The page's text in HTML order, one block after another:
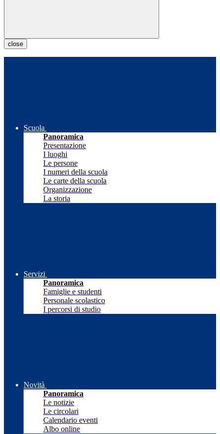
close
Scuola
Panoramica
Presentazione
I luoghi
Le persone
I numeri della scuola
Le carte della scuola
Organizzazione
La storia
Servizi
Panoramica
Famiglie e studenti
Personale scolastico
I percorsi di studio
Novità
Panoramica
Le notizie
Le circolari
Calendario eventi
Albo online